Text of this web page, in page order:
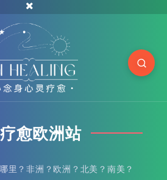
愈欧洲站
里？非洲？欧洲？北美？南美？